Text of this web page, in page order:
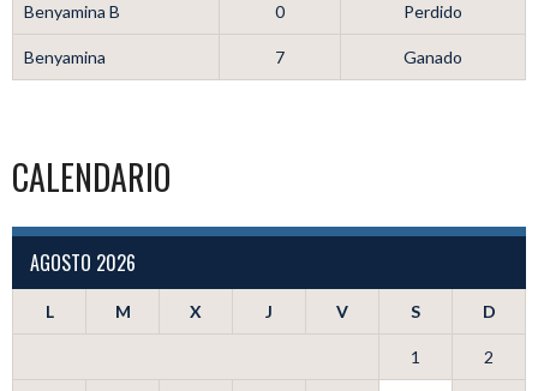
Benyamina B 0 Perdido
Benyamina 7 Ganado
CALENDARIO
AGOSTO 2026
L M X J V S D
1 2